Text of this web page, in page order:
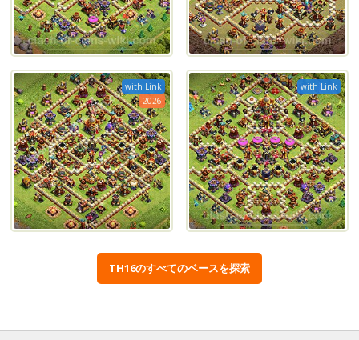
with Link
2026
with Link
TH16のすべてのベースを探索